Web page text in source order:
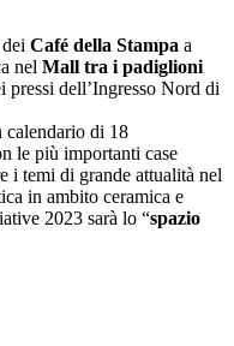
Café della Stampa a
nel Mall tra i padiglioni
pressi dell’Ingresso Nord di
calendario di 18
le più importanti case
i temi di grande attualità nel
in ambito ceramica e
2023 sarà lo “spazio